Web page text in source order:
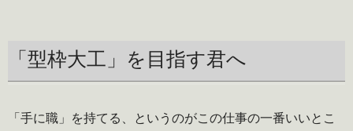
「型枠大工」を目指す君へ
「手に職」を持てる、というのがこの仕事の一番いいとこ